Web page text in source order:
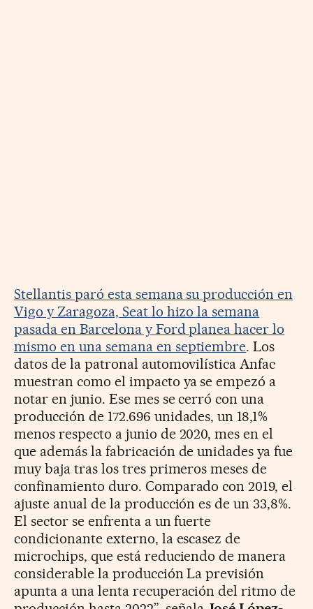
Stellantis paró esta semana su producción en
Vigo y Zaragoza, Seat lo hizo la semana
pasada en Barcelona y Ford planea hacer lo
mismo en una semana en septiembre. Los
datos de la patronal automovilística Anfac
muestran como el impacto ya se empezó a
notar en junio. Ese mes se cerró con una
producción de 172.696 unidades, un 18,1%
menos respecto a junio de 2020, mes en el
que además la fabricación de unidades ya fue
muy baja tras los tres primeros meses de
confinamiento duro. Comparado con 2019, el
ajuste anual de la producción es de un 33,8%.
El sector se enfrenta a un fuerte
condicionante externo, la escasez de
microchips, que está reduciendo de manera
considerable la producción La previsión
apunta a una lenta recuperación del ritmo de